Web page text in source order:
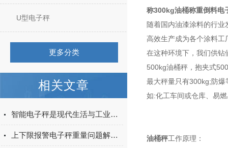
U型电子秤
更多分类
相关文章
智能电子秤是现代生活与工业场景中不可少的工具
上下限报警电子秤重量问题解决方法
称300kg油桶称重倒料电
随着国内油漆涂料的行
高效生产成为各个涂料
在这种环境下，我们供
500kg油桶秤 ，抱夹式
最大秤量只有300kg;防
如:化工车间或仓库、易
油桶秤工作原理：